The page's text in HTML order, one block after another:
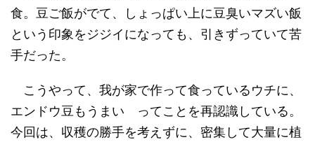
食。豆ご飯がでて、しょっぱい上に豆臭いマズい飯
という印象をジジイになっても、引きずっていて苦
手だった。
こうやって、我が家で作って食っているウチに、
エンドウ豆もうまい ってことを再認識している。
今回は、収穫の勝手を考えずに、密集して大量に植